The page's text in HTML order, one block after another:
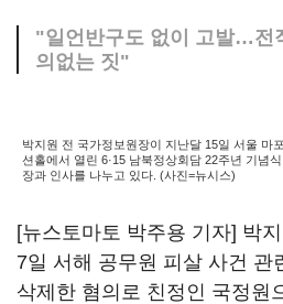
"일언반구도 없이 고발…전
의없는 짓"
박지원 전 국가정보원장이 지난달 15일 서울 마
션홀에서 열린 6·15 남북정상회담 22주년 기념
장과 인사를 나누고 있다. (사진=뉴시스)
[뉴스토마토 박주용 기자] 박
7일 서해 공무원 피살 사건 관
삭제한 혐의로 친정인 국정원